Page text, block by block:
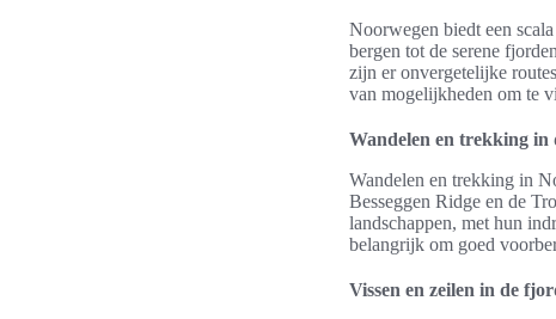
Noorwegen biedt een
bergen tot de serene
zijn er onvergetelijke
van mogelijkheden om te
Wandelen en trekking in
Wandelen en trekking in
Besseggen Ridge en de
landschappen, met hun
belangrijk om goed
Vissen en zeilen in de